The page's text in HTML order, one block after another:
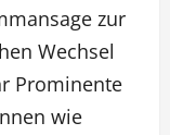
zur
Wechsel
Prominente
wie